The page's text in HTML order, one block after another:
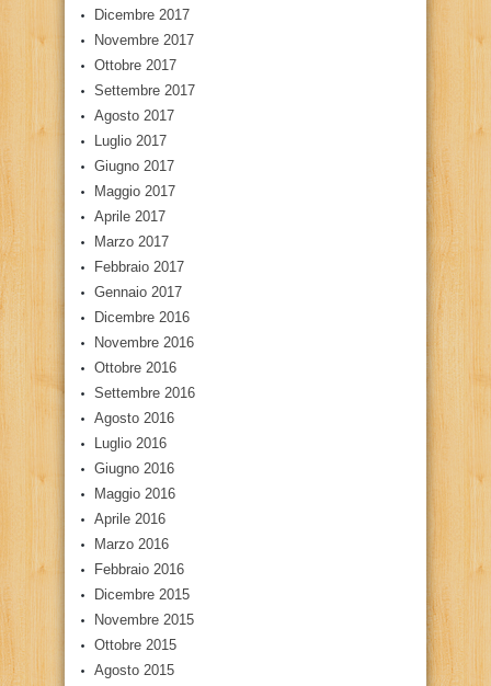
Dicembre 2017
Novembre 2017
Ottobre 2017
Settembre 2017
Agosto 2017
Luglio 2017
Giugno 2017
Maggio 2017
Aprile 2017
Marzo 2017
Febbraio 2017
Gennaio 2017
Dicembre 2016
Novembre 2016
Ottobre 2016
Settembre 2016
Agosto 2016
Luglio 2016
Giugno 2016
Maggio 2016
Aprile 2016
Marzo 2016
Febbraio 2016
Dicembre 2015
Novembre 2015
Ottobre 2015
Agosto 2015